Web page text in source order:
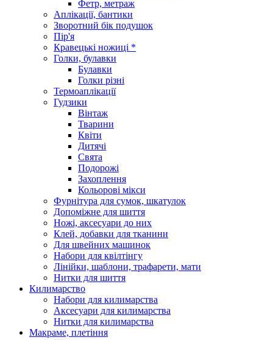
Фетр, метраж
Аплікації, бантики
Зворотний бік подушок
Пір'я
Кравецькі ножиці *
Голки, булавки
Булавки
Голки різні
Термоаплікації
Гудзики
Вінтаж
Тварини
Квіти
Дитячі
Свята
Подорожі
Захоплення
Кольорові мікси
Фурнітура для сумок, шкатулок
Допоміжне для шиття
Ножі, аксесуари до них
Клей, добавки для тканини
Для швейних машинок
Набори для квілтінгу
Лінійки, шаблони, трафарети, мати
Нитки для шиття
Килимарство
Набори для килимарства
Аксесуари для килимарства
Нитки для килимарства
Макраме, плетіння